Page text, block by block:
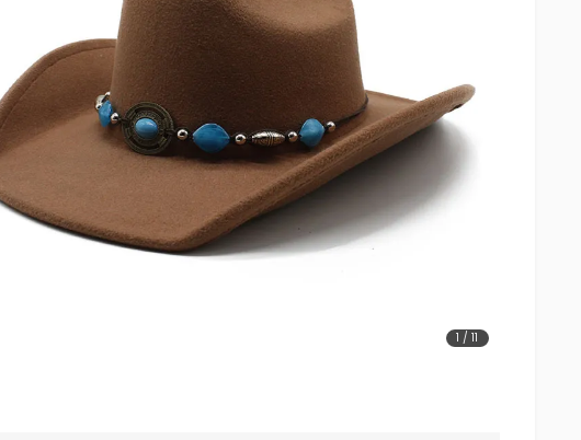
1 /11